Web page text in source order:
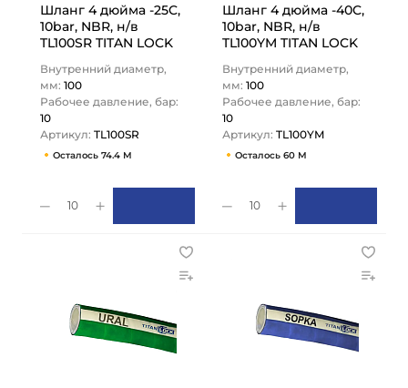
Шланг 4 дюйма -25C,
10bar, NBR, н/в
TL100SR TITAN LOCK
Внутренний диаметр,
мм: 100
Рабочее давление, бар:
10
Артикул: TL100SR
Осталось 74.4 М
10
Шланг 4 дюйма -40C,
10bar, NBR, н/в
TL100YM TITAN LOCK
Внутренний диаметр,
мм: 100
Рабочее давление, бар:
10
Артикул: TL100YM
Осталось 60 М
10